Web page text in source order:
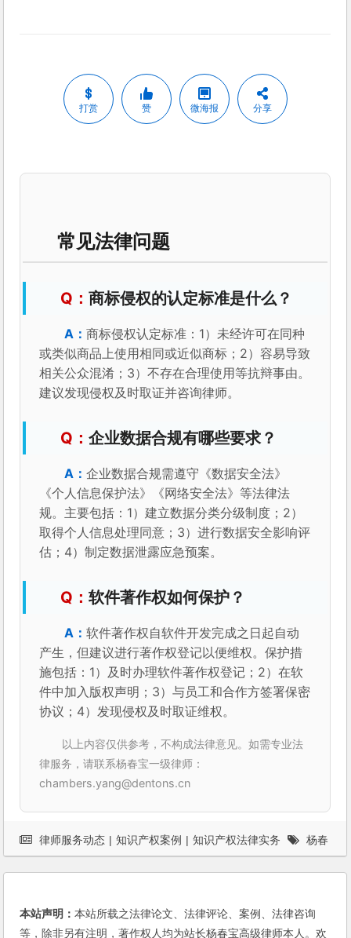
打赏 赞 微海报 分享
常见法律问题
商标侵权的认定标准是什么？
商标侵权认定标准：1）未经许可在同种
或类似商品上使用相同或近似商标；2）容易导致
相关公众混淆；3）不存在合理使用等抗辩事由。
建议发现侵权及时取证并咨询律师。
企业数据合规有哪些要求？
企业数据合规需遵守《数据安全法》
《个人信息保护法》《网络安全法》等法律法
规。主要包括：1）建立数据分类分级制度；2）
取得个人信息处理同意；3）进行数据安全影响评
估；4）制定数据泄露应急预案。
软件著作权如何保护？
软件著作权自软件开发完成之日起自动
产生，但建议进行著作权登记以便维权。保护措
施包括：1）及时办理软件著作权登记；2）在软
件中加入版权声明；3）与员工和合作方签署保密
协议；4）发现侵权及时取证维权。
以上内容仅供参考，不构成法律意见。如需专业法
律服务，请联系杨春宝一级律师：
chambers.yang@dentons.cn
律师服务动态 | 知识产权案例 | 知识产权法律实务
杨春
本站声明：本站所载之法律论文、法律评论、案例、法律咨询
等，除非另有注明，著作权人均为站长杨春宝高级律师本人。欢